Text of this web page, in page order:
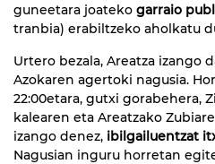
guneetara joateko garraio
tranbia) erabiltzeko aholkatu
Urtero bezala, Areatza izango
Azokaren agertoki nagusia.
22:00etara, gutxi gorabehera,
kalearen eta Areatzako
izango denez, ibilgailuentzat
Nagusian inguru horretan